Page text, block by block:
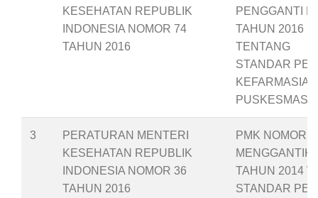
KESEHATAN REPUBLIK
INDONESIA NOMOR 74
TAHUN 2016
PENGGANTI
TAHUN 2016
TENTANG
STANDAR
PUSKESMAS
3
PERATURAN MENTERI
KESEHATAN REPUBLIK
INDONESIA NOMOR 36
TAHUN 2016
PMK NOMOR
TAHUN 2014
STANDAR